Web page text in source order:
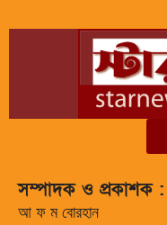
সম্পাদক ও প্রকাশক :
আ ফ ম বোরহান